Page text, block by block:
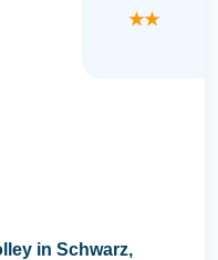
★★
in Schwarz,